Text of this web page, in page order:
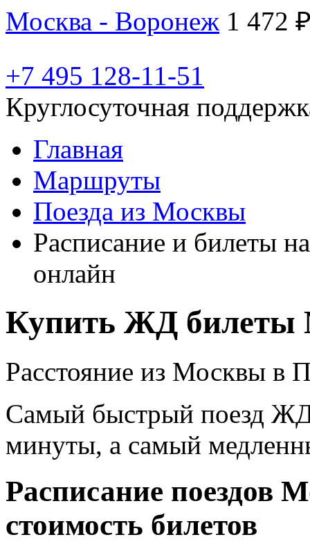
Москва - Воронеж 1 472
+7 495 128-11-51
Круглосуточная
Главная
Маршруты
Поезда из Москвы
Расписание и билеты
онлайн
Купить ЖД билеты
Расстояние из Москвы в
Самый быстрый поезд ЖД
минуты, а самый
Расписание поездов
стоимость билетов